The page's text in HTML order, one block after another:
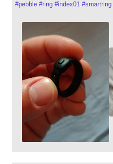
#pebble #ring #index01 #smartring